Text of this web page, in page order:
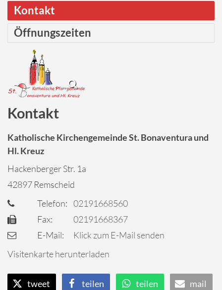
Kontakt
Öffnungszeiten
Kontakt
Katholische Kirchengemeinde St. Bonaventura und
Hl. Kreuz
Hackenberger Str. 1a
42897 Remscheid
Telefon: 02191668560
Fax:
02191668367
E-Mail:
Klick zum E-Mail senden
Visitenkarte herunterladen
tweet teilen teilen mail